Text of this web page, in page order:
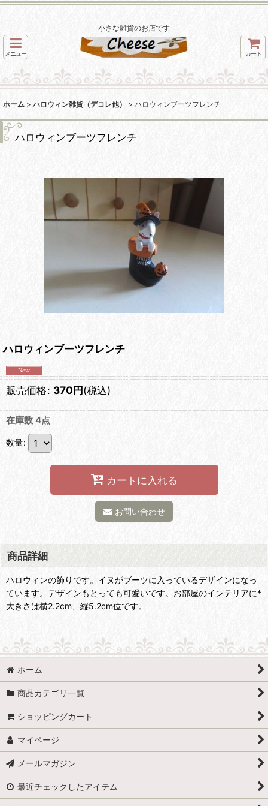
小さな雑貨のお店です
メニュー カート
ホーム > ハロウィン雑貨（デコレ他） > ハロウィンブーツフレンチ
ハロウィンブーツフレンチ
ハロウィンブーツフレンチ
販売価格: 370円(税込)
在庫数 4点
数量:
カートに入れる
お問い合わせ
商品詳細
ハロウィンの飾りです。イヌがブーツに入っているデザインになっ
ています。デザインもとっても可愛いです。お部屋のインテリアに*
大きさは横2.2cm、縦5.2cm位です。
ホーム
商品カテゴリ一覧
ショッピングカート
マイページ
メールマガジン
最近チェックしたアイテム